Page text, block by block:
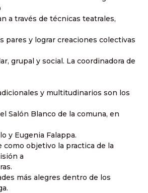
a través de técnicas teatrales,
pares y lograr creaciones colectivas
grupal y social. La coordinadora de
y multitudinarios son los
Salón Blanco de la comuna, en
y Eugenia Falappa.
como objetivo la practica de la
a
más alegres dentro de los